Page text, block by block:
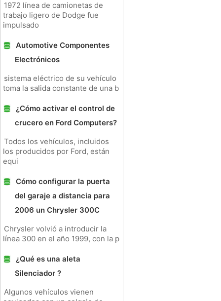
1972 línea de camionetas de
trabajo ligero de Dodge fue
impulsado
Automotive Componentes
Electrónicos
sistema eléctrico de su vehículo
toma la salida constante de una b
¿Cómo activar el control de
crucero en Ford Computers?
Todos los vehículos, incluidos
los producidos por Ford, están
equi
Cómo configurar la puerta
del garaje a distancia para
2006 un Chrysler 300C
Chrysler volvió a introducir la
línea 300 en el año 1999, con la p
¿Qué es una aleta
Silenciador ?
Algunos vehículos vienen